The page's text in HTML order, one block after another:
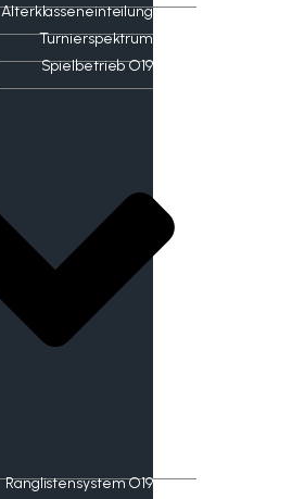
Alterklasseneinteilung
Turnierspektrum
Spielbetrieb O19
Ranglistensystem O19